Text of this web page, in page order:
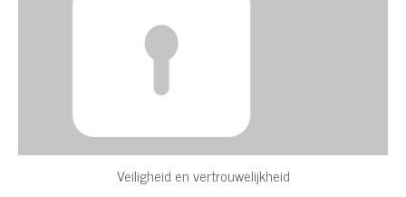
Veiligheid en vertrouwelijkheid